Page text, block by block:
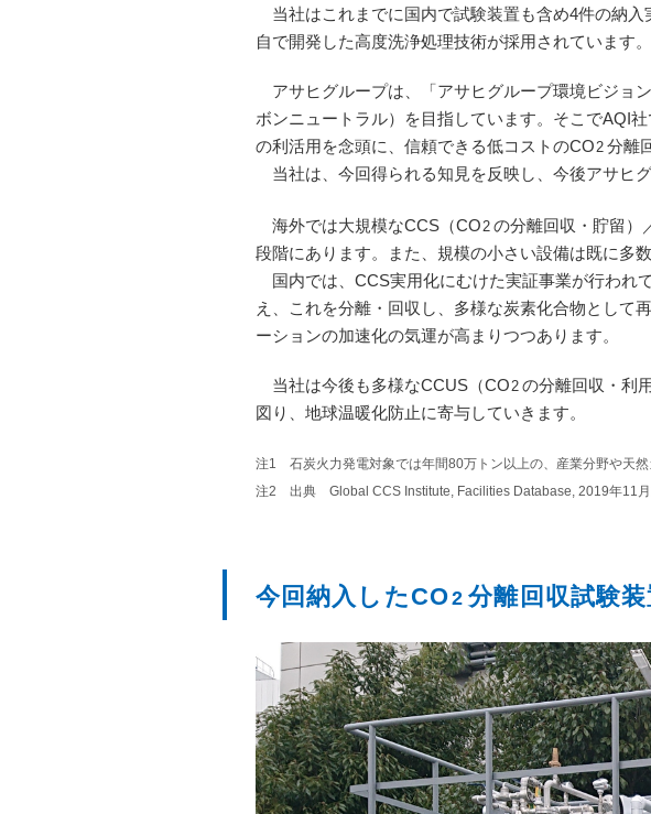
当社はこれまでに国内で試験装置も含め4件の納
自で開発した高度洗浄処理技術が採用されています。
アサヒグループは、「アサヒグループ環境ビジョ
ボンニュートラル）を目指しています。そこでAQI
の利活用を念頭に、信頼できる低コストのCO2 分離
当社は、今回得られる知見を反映し、今後アサヒ
海外では大規模なCCS（CO2 の分離回収・貯留）
段階にあります。また、規模の小さい設備は既に多数
国内では、CCS実用化にむけた実証事業が行われ
え、これを分離・回収し、多様な炭素化合物として
ーションの加速化の気運が高まりつつあります。
当社は今後も多様なCCUS（CO2 の分離回収・利
図り、地球温暖化防止に寄与していきます。
注1 石炭火力発電対象では年間80万トン以上の、産業分野や天
注2 出典 Global CCS Institute, Facilities Database, 2019年11月
今回納入したCO2 分離回収試験